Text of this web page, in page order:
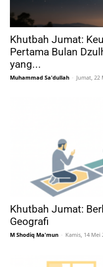
Khutbah Jumat:
Pertama Bulan
yang...
Muhammad Sa'dullah - Jumat, 22
Khutbah Jumat:
Geografi
M Shodiq Ma'mun - Kamis, 14 Mei